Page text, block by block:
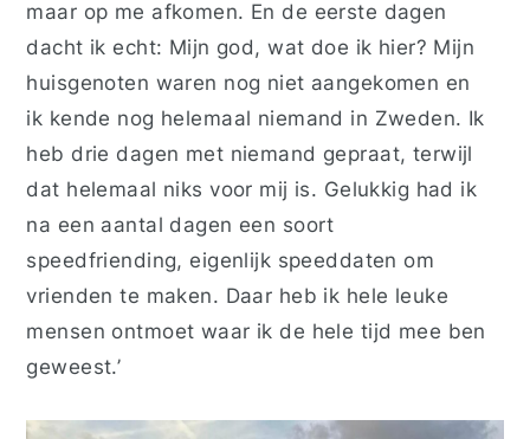
maar op me afkomen. En de eerste dagen
dacht ik echt: Mijn god, wat doe ik hier? Mijn
huisgenoten waren nog niet aangekomen en
ik kende nog helemaal niemand in Zweden. Ik
heb drie dagen met niemand gepraat, terwijl
dat helemaal niks voor mij is. Gelukkig had ik
na een aantal dagen een soort
speedfriending, eigenlijk speeddaten om
vrienden te maken. Daar heb ik hele leuke
mensen ontmoet waar ik de hele tijd mee ben
geweest.’